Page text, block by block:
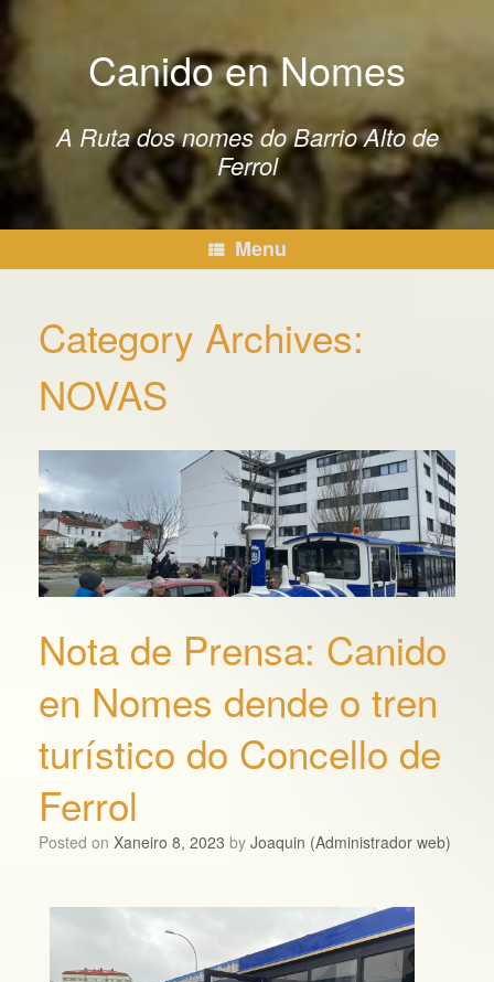
Canido en Nomes
A Ruta dos nomes do Barrio Alto de
Ferrol
Menu
Category Archives:
NOVAS
Nota de Prensa: Canido
en Nomes dende o tren
turístico do Concello de
Ferrol
Posted on Xaneiro 8, 2023 by Joaquin (Administrador web)